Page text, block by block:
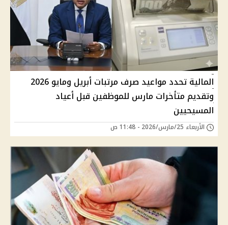
المالية تحدد مواعيد صرف مرتبات أبريل ومايو 2026
وتقديم متأخرات مارس للموظفين قبل أعياد
المسيحيين
الأربعاء 25/مارس/2026 - 11:48 ص